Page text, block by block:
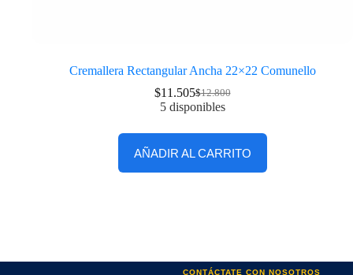
Cremallera Rectangular Ancha 22×22 Comunello
$12.800
$11.505
5 disponibles
AÑADIR AL CARRITO
CONTÁCTATE CON NOSOTROS